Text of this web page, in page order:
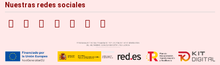
Nuestras redes sociales